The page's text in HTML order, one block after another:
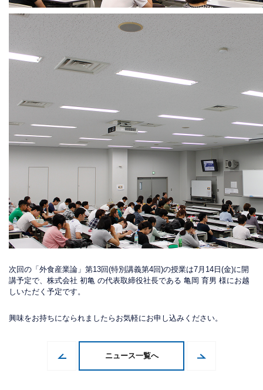
次回の「外食産業論」第13回(特別講義第4回)の授業は7月14日(金)に開
講予定で、株式会社 初亀 の代表取締役社長である 亀岡 育男 様にお越
しいただく予定です。
興味をお持ちになられましたらお気軽にお申し込みください。
ニュース一覧へ